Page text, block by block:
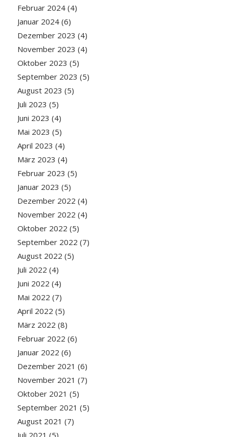
Februar 2024(4)
Januar 2024(6)
Dezember 2023 (4)
November 2023 (4)
Oktober 2023 (5)
September 2023 (5)
August 2023 (5)
Juli 2023 (5)
Juni 2023 (4)
Mai 2023 (5)
April 2023 (4)
März 2023 (4)
Februar 2023 (5)
Januar 2023 (5)
Dezember 2022 (4)
November 2022 (4)
Oktober 2022 (5)
September 2022 (7)
August 2022 (5)
Juli 2022 (4)
Juni 2022 (4)
Mai 2022 (7)
April 2022 (5)
März 2022 (8)
Februar 2022 (6)
Januar 2022 (6)
Dezember 2021 (6)
November 2021 (7)
Oktober 2021 (5)
September 2021 (5)
August 2021 (7)